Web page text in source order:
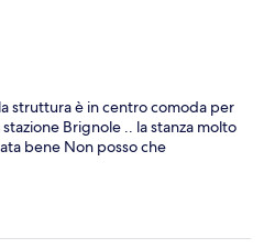
struttura è in centro comoda per
Brignole .. la stanza molto
bene Non posso che